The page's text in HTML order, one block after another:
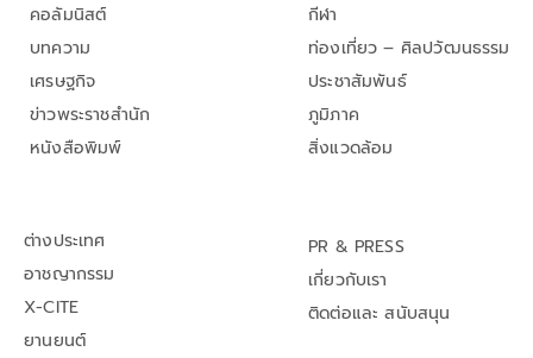
คอลัมนิสต์
บทความ
เศรษฐกิจ
ข่าวพระราชสำนัก
หนังสือพิมพ์
กีฬา
ท่องเที่ยว – ศิลปวัฒนธรรม
ประชาสัมพันธ์
ภูมิภาค
สิ่งแวดล้อม
ต่างประเทศ
อาชญากรรม
X-CITE
ยานยนต์
PR & PRESS
เกี่ยวกับเรา
ติดต่อและ สนับสนุน